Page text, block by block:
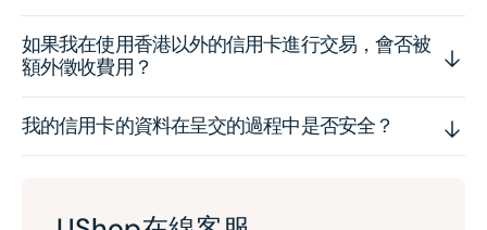
如果我在使用香港以外的信用卡進行交易，會否被
額外徵收費用？
我的信用卡的資料在呈交的過程中是否安全？